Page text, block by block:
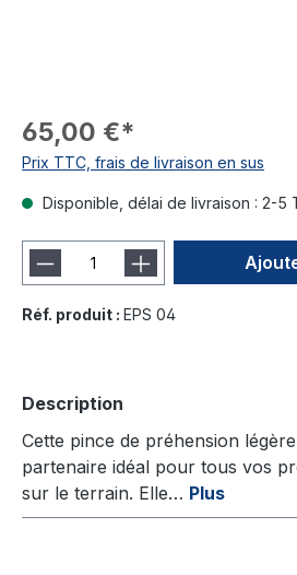
65,00 €*
Prix TTC, frais de livraison en sus
Disponible, délai de livraison : 2-5
Réf. produit : EPS 04
Description
Cette pince de préhension
partenaire idéal pour tous vos
sur le terrain. Elle… Plus